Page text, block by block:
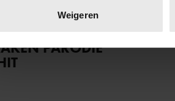
op elk moment wijzigen of
gebruiken cookies om content en
te analyseren. Ook delen
Weigeren
EN RON
PARODIE